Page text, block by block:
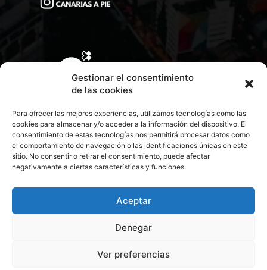
Gestionar el consentimiento
de las cookies
Para ofrecer las mejores experiencias, utilizamos tecnologías como las
cookies para almacenar y/o acceder a la información del dispositivo. El
consentimiento de estas tecnologías nos permitirá procesar datos como
el comportamiento de navegación o las identificaciones únicas en este
sitio. No consentir o retirar el consentimiento, puede afectar
negativamente a ciertas características y funciones.
Aceptar
Denegar
Ver preferencias
CONTACTA CON NOSOTROS